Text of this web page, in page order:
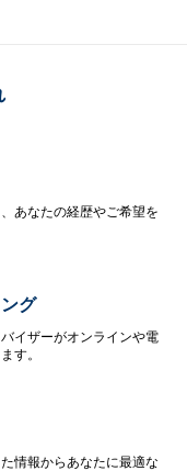
あなたの経歴やご希望を
グ
イザーがオンラインや電
す。
情報からあなたに最適な